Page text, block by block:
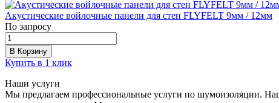
Акустические войлочные панели для стен FLYFELT 9мм / 12мм
По запросу
В Корзину
Купить в 1 клик
Наши услуги
Мы предлагаем профессиональные услуги по шумоизоляции.